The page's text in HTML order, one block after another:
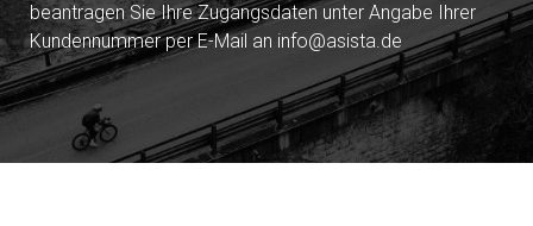
beantragen Sie Ihre Zugangsdaten unter Angabe Ihrer
Kundennummer per E-Mail an info@asista.de